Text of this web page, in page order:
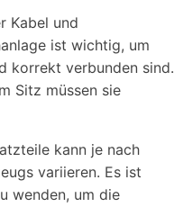
Kabel und
ist wichtig, um
korrekt verbunden sind.
Sitz müssen sie
kann je nach
variieren. Es ist
wenden, um die